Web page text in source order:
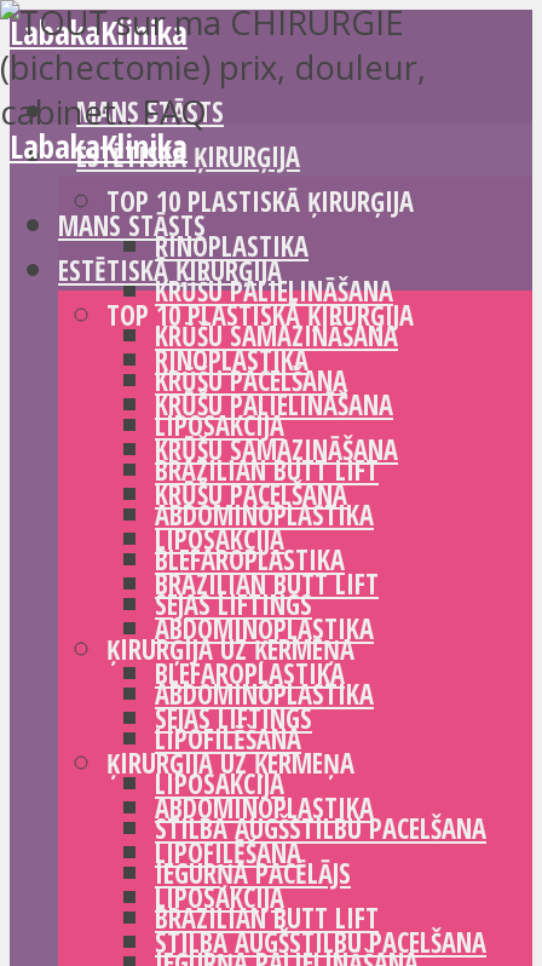
LabakaKlinika
MANS STĀSTS
ESTĒTISKĀ ĶIRURĢIJA
TOP 10 PLASTISKĀ ĶIRURĢIJA
RINOPLASTIKA
KRŪŠU PALIELINĀŠANA
KRŪŠU SAMAZINĀŠANA
KRŪŠU PACELŠANA
LIPOSAKCIJA
BRAZILIAN BUTT LIFT
ABDOMINOPLASTIKA
BLEFAROPLASTIKA
SEJAS LIFTINGS
ĶIRURĢIJA UZ ĶERMEŅA
ABDOMINOPLASTIKA
LIPOFILĒŠANA
LIPOSAKCIJA
STILBA AUGŠSTILBU PACELŠANA
IEGURŅA PACĒLĀJS
BRAZILIAN BUTT LIFT
LabakaKlinika
MANS STĀSTS
ESTĒTISKĀ ĶIRURĢIJA
TOP 10 PLASTISKĀ ĶIRURĢIJA
RINOPLASTIKA
KRŪŠU PALIELINĀŠANA
KRŪŠU SAMAZINĀŠANA
KRŪŠU PACELŠANA
LIPOSAKCIJA
BRAZILIAN BUTT LIFT
ABDOMINOPLASTIKA
BLEFAROPLASTIKA
SEJAS LIFTINGS
ĶIRURĢIJA UZ ĶERMEŅA
ABDOMINOPLASTIKA
LIPOFILĒŠANA
LIPOSAKCIJA
STILBA AUGŠSTILBU PACELŠANA